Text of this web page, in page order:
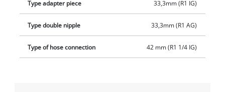
Type adapter piece 33,3mm (R1 IG)
Type double nipple 33,3mm (R1 AG)
Type of hose connection 42 mm (R1 1/4 IG)